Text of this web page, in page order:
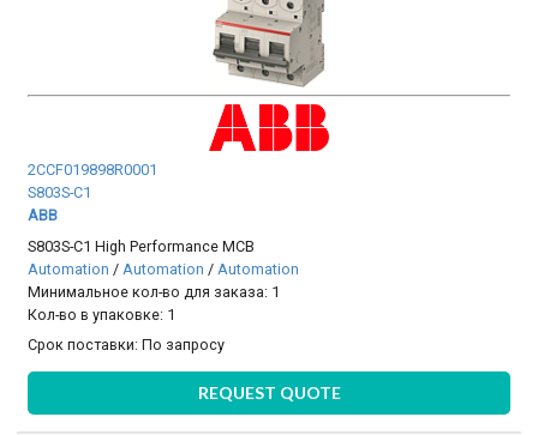
2CCF019898R0001
S803S-C1
ABB
S803S-C1 High Performance MCB
Automation / Automation / Automation
Минимальное кол-во для заказа: 1
Кол-во в упаковке: 1
Срок поставки:По запросу
REQUEST QUOTE